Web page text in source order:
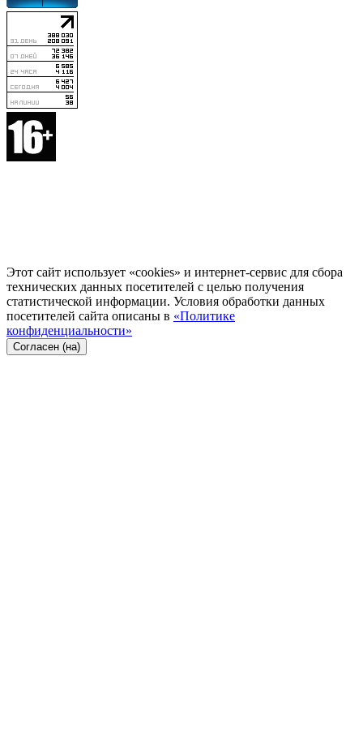
Этот сайт использует «cookies» и интернет-сервис для сбора
технических данных посетителей с целью получения
статистической информации. Условия обработки данных
посетителей сайта описаны в «Политике
конфиденциальности»
Согласен (на)